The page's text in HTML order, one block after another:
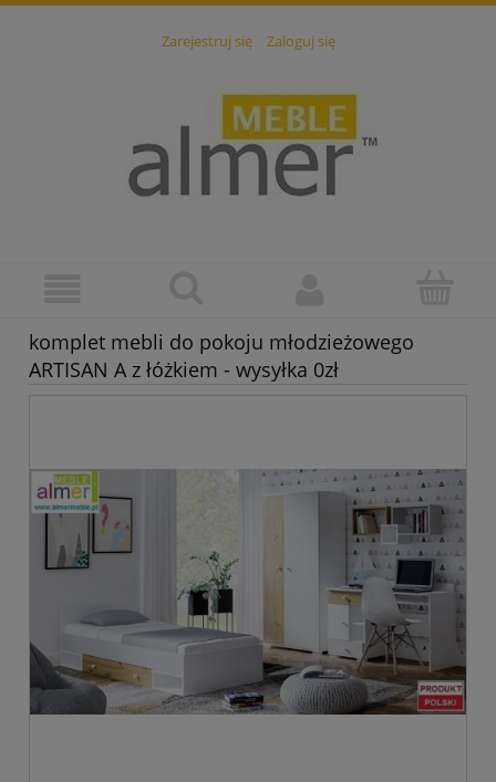
Zarejestruj się Zaloguj się
komplet mebli do pokoju młodzieżowego
ARTISAN A z łóżkiem - wysyłka 0zł